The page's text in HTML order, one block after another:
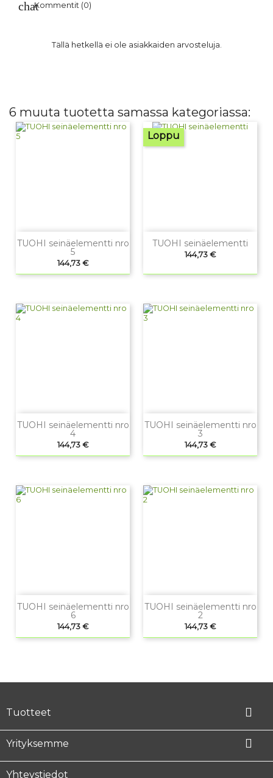
Kommentit (0)
Tällä hetkellä ei ole asiakkaiden arvosteluja.
6 muuta tuotetta samassa kategoriassa:
TUOHI seinäelementti nro
5
Hinta
144,73 €
TUOHI seinäelementti
Hinta
144,73 €
Loppu
TUOHI seinäelementti nro
4
Hinta
144,73 €
TUOHI seinäelementti nro
3
Hinta
144,73 €
TUOHI seinäelementti nro
6
Hinta
144,73 €
TUOHI seinäelementti nro
2
Hinta
144,73 €
Tuotteet 
Yrityksemme 
Yhteystiedot